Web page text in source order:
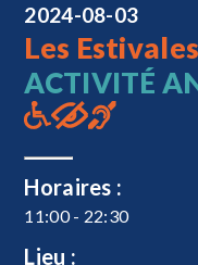
2024-08-03
Les
ACTIVITÉ
Horaires :
11:00 - 22:30
Lieu :